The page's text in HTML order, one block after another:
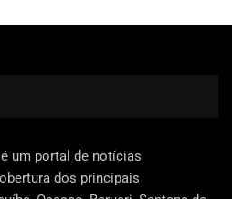
é um portal de notícias
dos principais